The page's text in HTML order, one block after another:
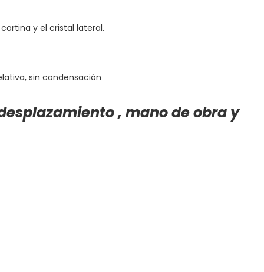
y el cristal lateral.
sin condensación
, mano de obra y